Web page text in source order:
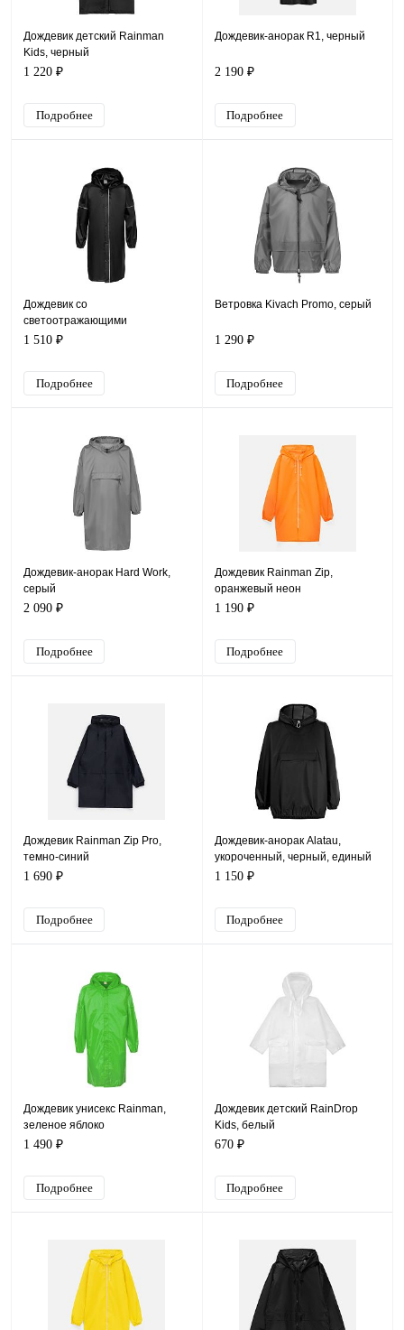
Дождевик детский Rainman
Kids, черный
1 220 ₽
Подробнее
Дождевик-анорак R1, черный
2 190 ₽
Подробнее
Дождевик со
светоотражающими
элементами Rainman Blink,
1 510 ₽
Подробнее
Ветровка Kivach Promo, серый
1 290 ₽
Подробнее
Дождевик-анорак Hard Work,
серый
2 090 ₽
Подробнее
Дождевик Rainman Zip,
оранжевый неон
1 190 ₽
Подробнее
Дождевик Rainman Zip Pro,
темно-синий
1 690 ₽
Подробнее
Дождевик-анорак Alatau,
укороченный, черный, единый
размер
1 150 ₽
Подробнее
Дождевик унисекс Rainman,
зеленое яблоко
1 490 ₽
Подробнее
Дождевик детский RainDrop
Kids, белый
670 ₽
Подробнее